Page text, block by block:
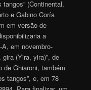
(Continental,
e Gabino Coría
em versão de
a
em novembro-
(Yira, yira)”, de
de Ghiaroni, também
tangos”, e, em 78